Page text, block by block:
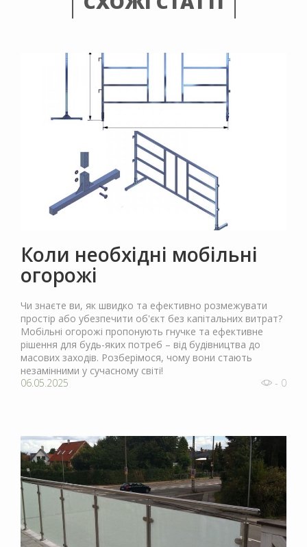
Коли необхідні мобільні
огорожі
Чи знаєте ви, як швидко та ефективно розмежувати
простір або убезпечити об'єкт без капітальних витрат?
Мобільні огорожі пропонують гнучке та ефективне
рішення для будь-яких потреб – від будівництва до
масових заходів. Розберімося, чому вони стають
незамінними у сучасному світі!
06.05.2025
- 0